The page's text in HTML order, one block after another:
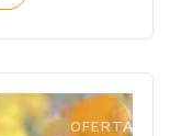
OFERTA!